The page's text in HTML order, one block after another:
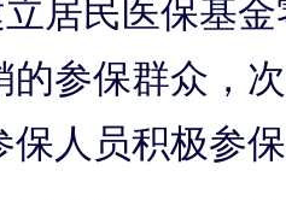
立居民医保基
的参保群众，
保人员积极参